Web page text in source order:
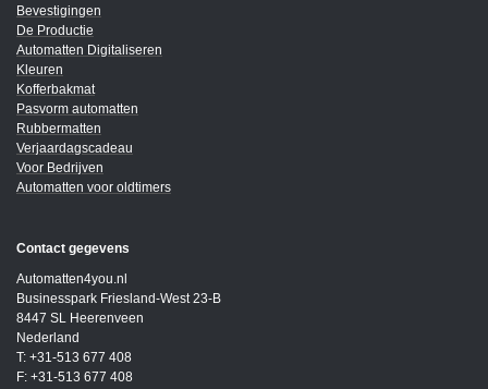
Bevestigingen
De Productie
Automatten Digitaliseren
Kleuren
Kofferbakmat
Pasvorm automatten
Rubbermatten
Verjaardagscadeau
Voor Bedrijven
Automatten voor oldtimers
Contact gegevens
Automatten4you.nl
Businesspark Friesland-West 23-B
8447 SL Heerenveen
Nederland
T: +31-513 677 408
F: +31-513 677 408